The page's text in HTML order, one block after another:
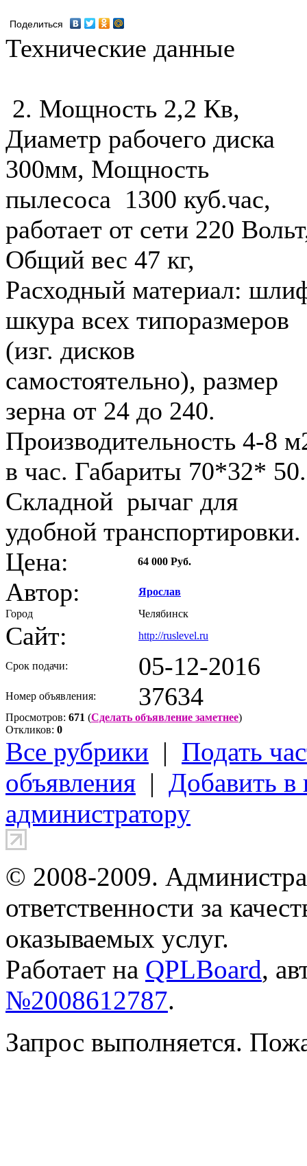
Поделиться
Технические данные
2. Мощность 2,2 Кв,
Диаметр рабочего диска
300мм, Мощность
пылесоса 1300 куб.час,
работает от сети 220
Общий вес 47 кг,
Расходный материал:
шкура всех типоразмеров
(изг. дисков
самостоятельно), размер
зерна от 24 до 240.
Производительность 4-8
в час. Габариты 70*32* 50.
Складной рычаг для
удобной транспортировки.
Цена:
64 000 Руб.
Автор:
Ярослав
Город
Челябинск
Сайт: http://ruslevel.ru
Срок подачи: 05-12-2016
Номер объявления: 37634
Просмотров: 671 (Сделать объявление заметнее)
Откликов: 0
Все рубрики | Подать
объявления | Добавить в
администратору
© 2008-2009.
ответственности за
оказываемых услуг.
Работает на QPLBoard,
№2008612787.
Запрос выполняется.